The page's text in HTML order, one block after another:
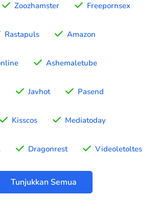
Zoozhamster Freepornsex
Rastapuls Amazon
Ashemaletube
Javhot Pasend
Kisscos Mediatoday
Dragonrest Videoletoltes
Tunjukkan Semua